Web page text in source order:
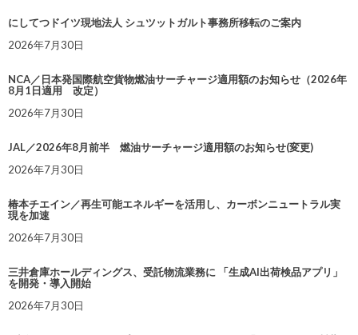
にしてつドイツ現地法人 シュツットガルト事務所移転のご案内
2026年7月30日
NCA／日本発国際航空貨物燃油サーチャージ適用額のお知らせ（2026年
8月1日適用 改定）
2026年7月30日
JAL／2026年8月前半 燃油サーチャージ適用額のお知らせ(変更)
2026年7月30日
椿本チエイン／再生可能エネルギーを活用し、カーボンニュートラル実
現を加速
2026年7月30日
三井倉庫ホールディングス、受託物流業務に 「生成AI出荷検品アプリ」
を開発・導入開始
2026年7月30日